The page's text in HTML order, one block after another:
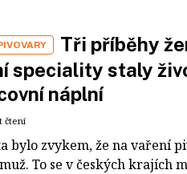
Tři příběhy
speciality staly
náplní
čtení
bylo zvykem, že na vaření
To se v českých krajích